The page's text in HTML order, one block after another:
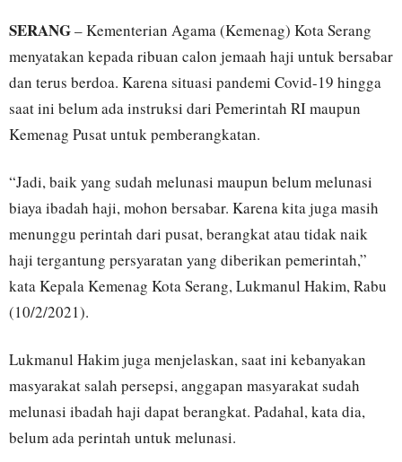
SERANG– Kementerian Agama (Kemenag) Kota Serang
menyatakan kepada ribuan calon jemaah haji untuk bersabar
dan terus berdoa. Karena situasi pandemi Covid-19 hingga
saat ini belum ada instruksi dari Pemerintah RI maupun
Kemenag Pusat untuk pemberangkatan.
“Jadi, baik yang sudah melunasi maupun belum melunasi
biaya ibadah haji, mohon bersabar. Karena kita juga masih
menunggu perintah dari pusat, berangkat atau tidak naik
haji tergantung persyaratan yang diberikan pemerintah,”
kata Kepala Kemenag Kota Serang, Lukmanul Hakim, Rabu
(10/2/2021).
Lukmanul Hakim juga menjelaskan, saat ini kebanyakan
masyarakat salah persepsi, anggapan masyarakat sudah
melunasi ibadah haji dapat berangkat. Padahal, kata dia,
belum ada perintah untuk melunasi.